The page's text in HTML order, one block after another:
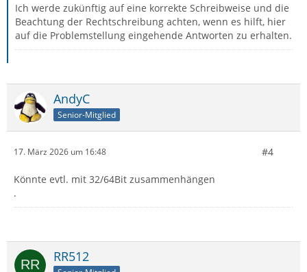
Ich werde zukünftig auf eine korrekte Schreibweise und die
Beachtung der Rechtschreibung achten, wenn es hilft, hier
auf die Problemstellung eingehende Antworten zu erhalten.
AndyC
Senior-Mitglied
17. März 2026 um 16:48 #4
Könnte evtl. mit 32/64Bit zusammenhängen
.
RR512